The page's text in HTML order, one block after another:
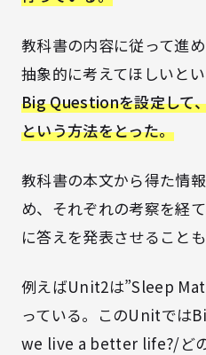
教科書の内容に従って進
抽象的に考えてほしいと
Big Questionを設定して
という方法をとった。
教科書の本文から得た情
め、それぞれの考察を経
に答えを発表させることも
例えばUnit2は”Sleep
っている。このUnitでは
we live a better life?/ど